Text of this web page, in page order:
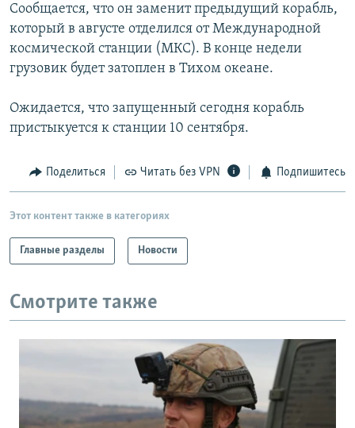
РАСПИСАНИЕ ВЕЩАНИЯ
ПОДПИШИТЕСЬ НА РАССЫЛКУ
Все сайты РСЕ/РС
Сообщается, что он заменит предыдущий корабль,
который в августе отделился от Международной
космической станции (МКС). В конце недели
грузовик будет затоплен в Тихом океане.
Ожидается, что запущенный сегодня корабль
пристыкуется к станции 10 сентября.
Поделиться Читать без VPN Подпишитесь
Этот контент также в категориях
Главные разделы Новости
Смотрите также